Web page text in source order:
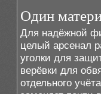
Один
Для надёжной
целый арсенал
уголки для
верёвки для
отдельного